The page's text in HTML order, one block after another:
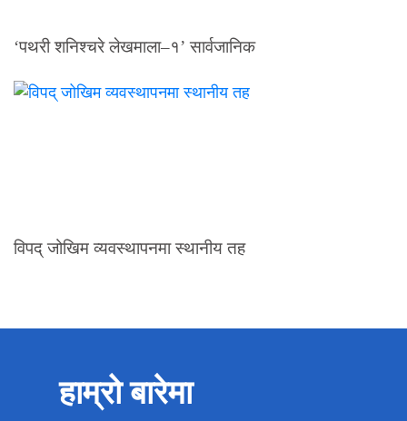
‘पथरी शनिश्चरे लेखमाला–१’ सार्वजानिक
विपद् जोखिम व्यवस्थापनमा स्थानीय तह
हाम्रो बारेमा